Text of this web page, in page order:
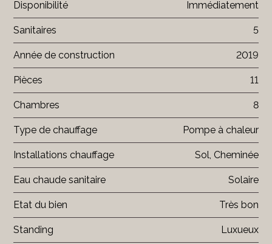
Disponibilité Immédiatement
Sanitaires 5
Année de construction 2019
Pièces 11
Chambres 8
Type de chauffage Pompe à chaleur
Installations chauffage Sol, Cheminée
Eau chaude sanitaire Solaire
Etat du bien Très bon
Standing Luxueux